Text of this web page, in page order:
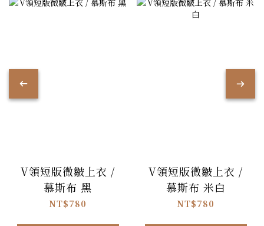
V領短版微皺上衣 /
慕斯布 黑
NT$780
V領短版微皺上衣 /
慕斯布 米白
NT$780